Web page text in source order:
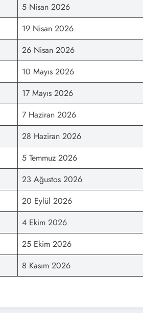
5 Nisan 2026
19 Nisan 2026
26 Nisan 2026
10 Mayıs 2026
17 Mayıs 2026
7 Haziran 2026
28 Haziran 2026
5 Temmuz 2026
23 Ağustos 2026
20 Eylül 2026
4 Ekim 2026
25 Ekim 2026
8 Kasım 2026